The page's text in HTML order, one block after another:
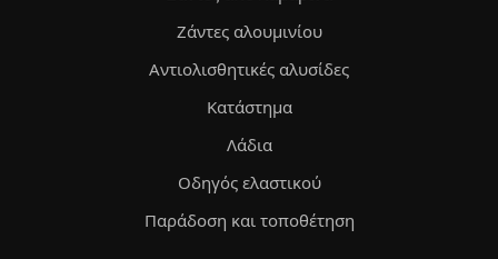
Ζάντες αλουμινίου
Αντιολισθητικές αλυσίδες
Κατάστημα
Λάδια
Οδηγός ελαστικού
Παράδοση και τοποθέτηση